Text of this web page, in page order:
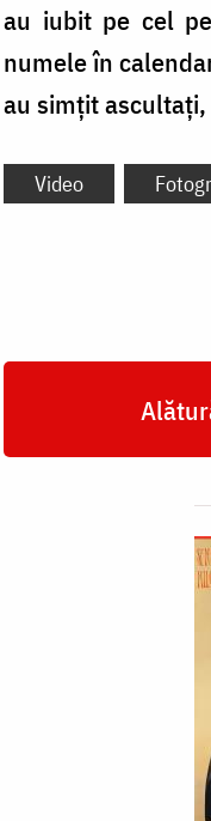
au iubit pe cel
numele în
au simțit
Video